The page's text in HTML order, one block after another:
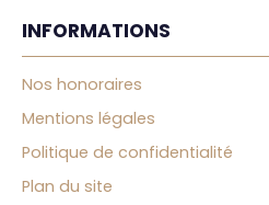
INFORMATIONS
Nos honoraires
Mentions légales
Politique de confidentialité
Plan du site